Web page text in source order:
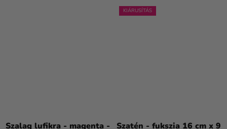
Szalag lufikra - magenta -
KIÁRUSÍTÁS
Szatén - fukszia 16 cm x 9